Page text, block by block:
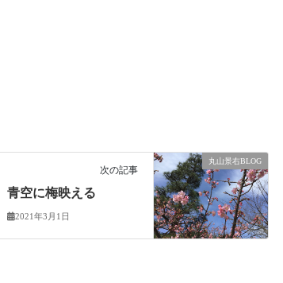
丸山景右BLOG
次の記事
青空に梅映える
2021年3月1日